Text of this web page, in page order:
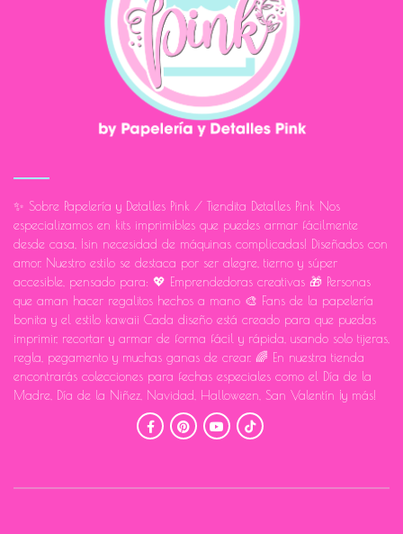
✨ Sobre Papelería y Detalles Pink / Tiendita Detalles Pink Nos
especializamos en kits imprimibles que puedes armar fácilmente
desde casa, ¡sin necesidad de máquinas complicadas! Diseñados con
amor. Nuestro estilo se destaca por ser alegre, tierno y súper
accesible, pensado para: 💖 Emprendedoras creativas 🎁 Personas
que aman hacer regalitos hechos a mano 🎨 Fans de la papelería
bonita y el estilo kawaii Cada diseño está creado para que puedas
imprimir, recortar y armar de forma fácil y rápida, usando solo tijeras,
regla, pegamento y muchas ganas de crear. 🌈 En nuestra tienda
encontrarás colecciones para fechas especiales como el Día de la
Madre, Día de la Niñez, Navidad, Halloween, San Valentín ¡y más!